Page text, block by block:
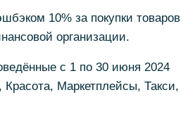
10% за покупки товаров
организации.
с 1 по 30 июня 2024
Маркетплейсы, Такси,